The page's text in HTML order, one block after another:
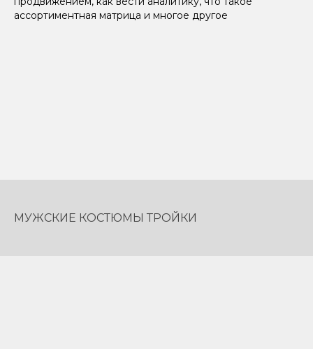
ассортиментная матрица и многое другое
МУЖСКИЕ КОСТЮМЫ ТРОЙКИ